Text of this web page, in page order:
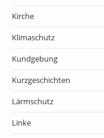
Kirche
Klimaschutz
Kundgebung
Kurzgeschichten
Lärmschutz
Linke